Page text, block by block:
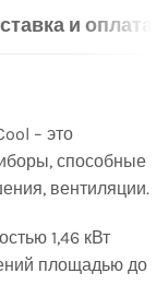
и оплата
– это
способные
вентиляции.
1,46 кВт
площадью до